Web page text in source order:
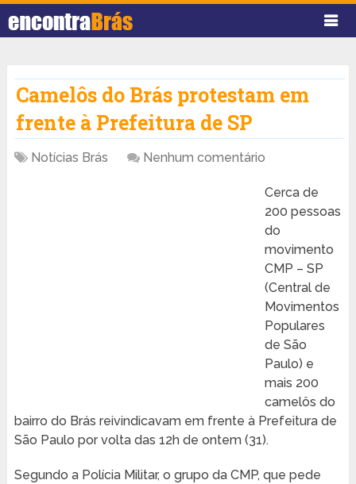
Camelôs do Brás protestam em
frente à Prefeitura de SP
Notícias Brás Nenhum comentário
Cerca de
200 pessoas
do
movimento
CMP – SP
(Central de
Movimentos
Populares
de São
Paulo) e
mais 200
camelôs do
bairro do Brás reivindicavam em frente à Prefeitura de
São Paulo por volta das 12h de ontem (31).
Segundo a Polícia Militar, o grupo da CMP, que pede